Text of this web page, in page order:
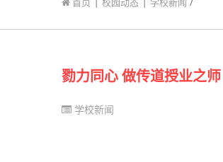
勠力同心 做传道授业之师
学校新闻